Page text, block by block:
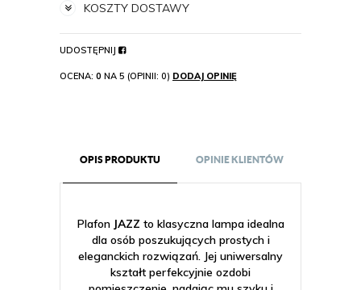
KOSZTY DOSTAWY
UDOSTĘPNIJ
OCENA: 0 NA 5 (OPINII: 0) DODAJ OPINIĘ
OPIS PRODUKTU OPINIE KLIENTÓW
Plafon JAZZ to klasyczna lampa idealna
dla osób poszukujących prostych i
eleganckich rozwiązań. Jej uniwersalny
kształt perfekcyjnie ozdobi